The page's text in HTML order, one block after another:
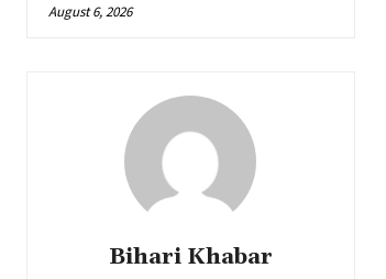
August 6, 2026
Bihari Khabar